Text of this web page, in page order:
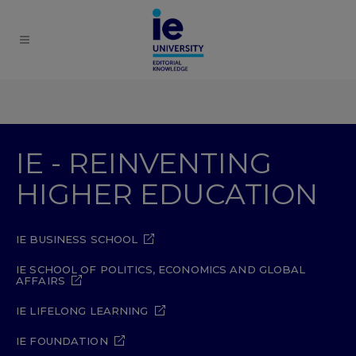
IE - REINVENTING
HIGHER EDUCATION
IE BUSINESS SCHOOL
IE SCHOOL OF POLITICS, ECONOMICS AND GLOBAL
AFFAIRS
IE LIFELONG LEARNING
IE FOUNDATION